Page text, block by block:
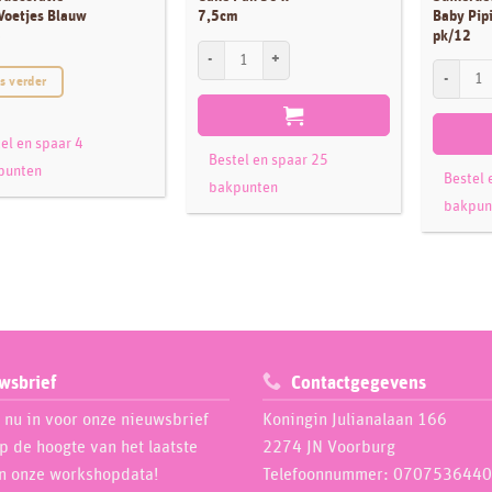
Blauw
verder
en spaar 4
7,5cm
Bestel en spaar 25
bakpunten
Baby
pk/12
Culpitt
Bestel
in voor onze nieuwsbrief
de hoogte van het laatste
onze workshopdata!
Contactgegevens
Koningin Julianalaan 166
2274 JN Voorburg
Telefoonnummer: 0707536440